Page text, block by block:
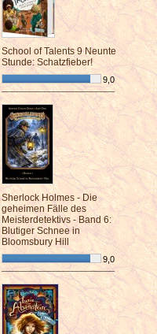
School of Talents 9 Neunte
Stunde: Schatzfieber!
9,0
¯¯¯¯¯¯¯¯¯¯¯¯¯¯¯¯¯¯¯¯¯¯¯¯
Sherlock Holmes - Die
geheimen Fälle des
Meisterdetektivs - Band 6:
Blutiger Schnee in
Bloomsbury Hill
9,0
¯¯¯¯¯¯¯¯¯¯¯¯¯¯¯¯¯¯¯¯¯¯¯¯